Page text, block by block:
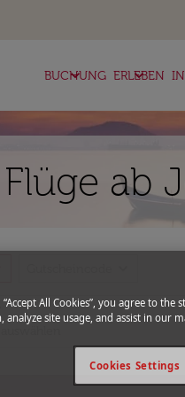
BUCHUNG
keyboard_arrow_down ERLEBEN
keyboard_arrow_down
ab
“Accept All Cookies”, you agree to
analyze site usage, and assist in our
Cookies Settings